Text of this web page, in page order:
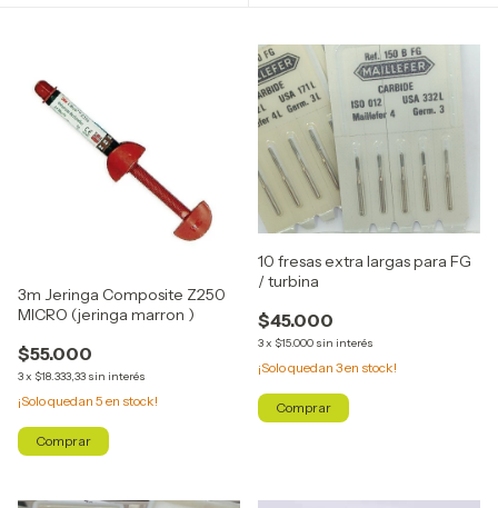
3m Jeringa Composite Z250
MICRO (jeringa marron )
$55.000
3x $18.333,33 sin interés
¡Solo quedan 5 en stock!
Comprar
10 fresas extra largas para FG
/ turbina
$45.000
3x $15.000 sin interés
¡Solo quedan 3en stock!